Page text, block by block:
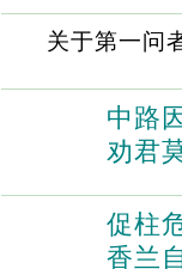
关于第一问
中路
劝君
促柱
香兰